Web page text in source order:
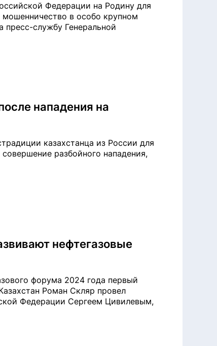
Федерации на Родину для
мошенничество в особо крупном
пресс-службу Генеральной
нападения на
казахстанца из России для
разбойного нападения,
нефтегазовые
форума 2024 года первый
Роман Скляр провел
Федерации Сергеем Цивилевым,